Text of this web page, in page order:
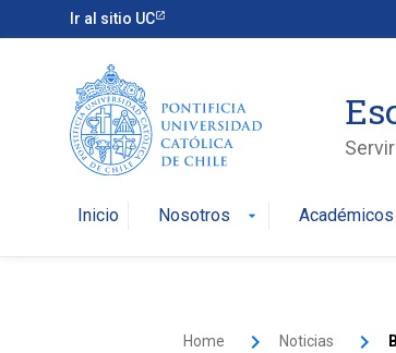
Ir al sitio UC
Inicio Nosotros arrow_drop_down
Home Noticias